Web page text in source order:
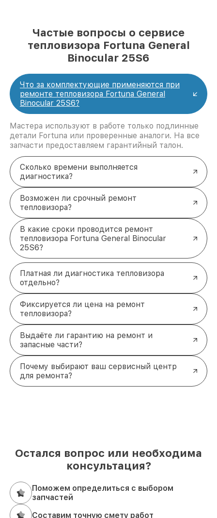
Частые вопросы о сервисе
тепловизора Fortuna General
Binocular 25S6
Что за комплектующие применяются при
ремонте тепловизора Fortuna General
Binocular 25S6?
Мастера используют в работе только подлинные
детали Fortuna или проверенные аналоги. На все
запчасти предоставляем гарантийный талон.
Сколько времени выполняется
диагностика?
Возможен ли срочный ремонт
тепловизора?
В какие сроки проводится ремонт
тепловизора Fortuna General Binocular
25S6?
Платная ли диагностика тепловизора
отдельно?
Фиксируется ли цена на ремонт
тепловизора?
Выдаёте ли гарантию на ремонт и
запасные части?
Почему выбирают ваш сервисный центр
для ремонта?
Остался вопрос или необходима
консультация?
Поможем определиться с выбором
запчастей
Составим точную смету работ